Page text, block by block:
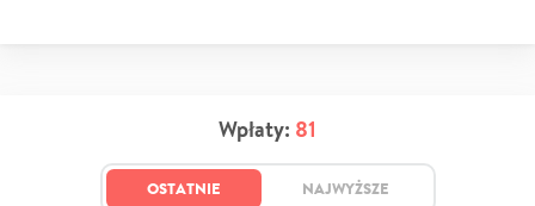
Wpłaty: 81
OSTATNIE NAJWYŻSZE